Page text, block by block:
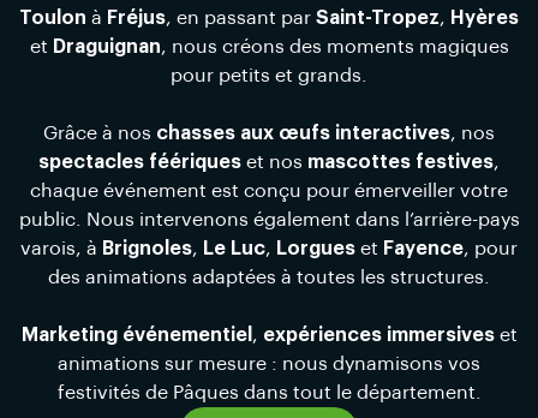
Toulon à Fréjus, en passant par Saint-Tropez, Hyères
et Draguignan, nous créons des moments magiques
pour petits et grands.
Grâce à nos chasses aux œufs interactives, nos
spectacles féériques et nos mascottes festives,
chaque événement est conçu pour émerveiller votre
public. Nous intervenons également dans l’arrière-pays
varois, à Brignoles, Le Luc, Lorgues et Fayence, pour
des animations adaptées à toutes les structures.
Marketing événementiel , expériences immersiveset
animations sur mesure : nous dynamisons vos
festivités de Pâques dans tout le département.